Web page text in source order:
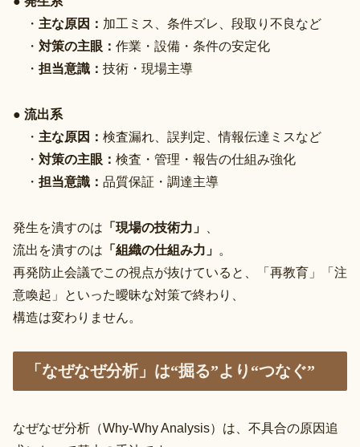
・ 主な原因： 加工ミス、条件ズレ、段取り不良など
・ 対策の主眼： 作業・設備・条件の安定化
・ 担当意識： 技術・現場主導
● 流出系
・ 主な原因： 検査漏れ、誤判定、情報伝達ミスなど
・ 対策の主眼： 検査・管理・報告の仕組み強化
・ 担当意識： 品質保証・調達主導
発生を潰すのは 「現場の技術力」
流出を潰すのは 「組織の仕組み力」 。
再発防止会議でこの視点が抜けていると、「再教育」「注
意喚起」といった曖昧な対策で終わり、
構造は変わりません。
「なぜなぜ分析」は“掘る”より“つなぐ”
なぜなぜ分析（Why-Why Analysis）は、不具合の原因追